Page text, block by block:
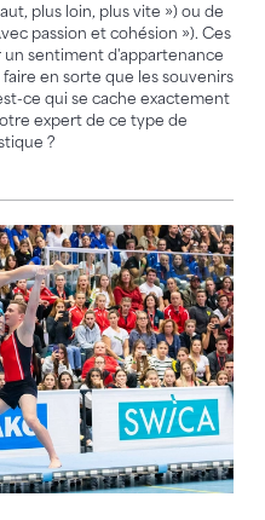
plus loin, plus vite ») ou de
passion et cohésion »). Ces
sentiment d'appartenance
en sorte que les souvenirs
ce qui se cache exactement
expert de ce type de
?
l'or dans la